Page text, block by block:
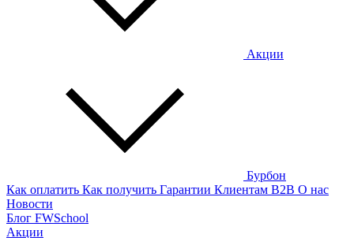
Акции
Бурбон
Как оплатить Как получить Гарантии Клиентам B2B О нас
Новости
Блог FWSchool
Акции